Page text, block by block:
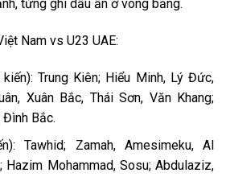
từng ghi dấu ấn ở vòng bảng.
Nam vs U23 UAE:
Trung Kiên; Hiểu Minh, Lý Đức,
Xuân Bắc, Thái Sơn, Văn Khang;
Đình Bắc.
Tawhid; Zamah, Amesimeku, Al
Hazim Mohammad, Sosu; Abdulaziz,